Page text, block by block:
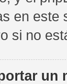
en este
si no
un